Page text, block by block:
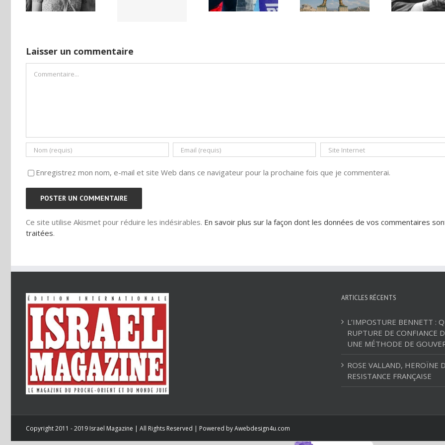
déserté
PAR « LA REGLE
Laisser un commentaire
Enregistrez mon nom, e-mail et site Web dans ce navigateur pour la prochaine fois que je commenterai.
Ce site utilise Akismet pour réduire les indésirables. En savoir plus sur la façon dont les données de vos commentaires
traitées.
ARTICLES RÉCENTS
L’IMPOSTURE BENNETT :
RUPTURE DE CONFIANCE
UNE MÉTHODE DE
ROSE VALLAND, HEROÏNE
RESISTANCE FRANÇAISE
Copyright 2011 - 2019 Israel Magazine | All Rights Reserved | Powered byAwebdesign4u.com